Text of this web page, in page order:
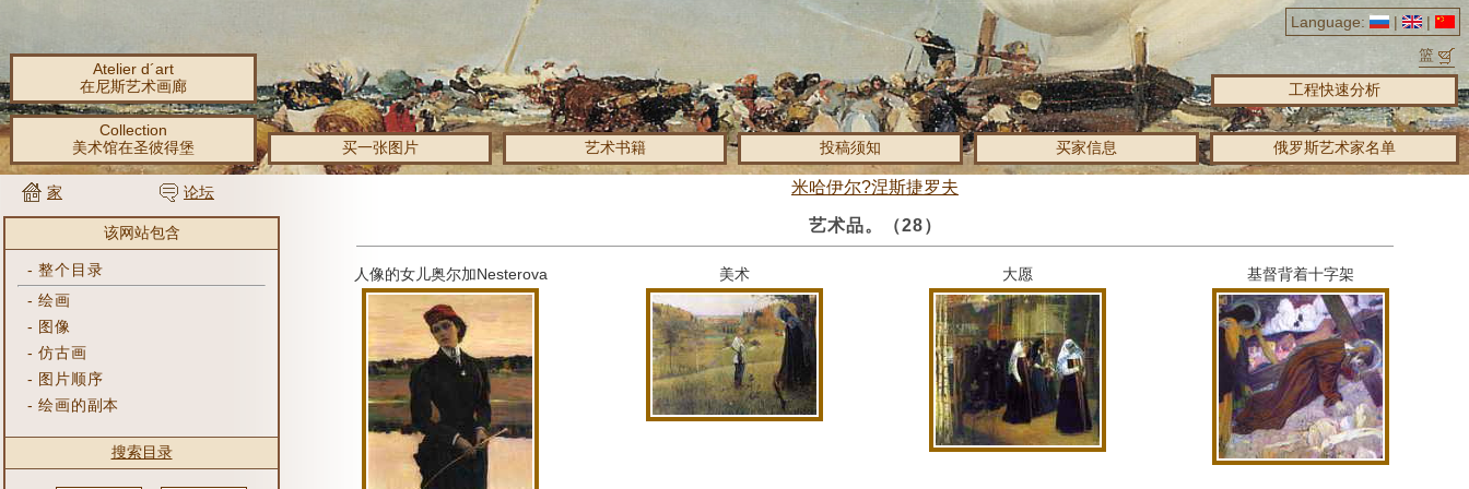
Language: |
|
篮
Atelier d´art
在尼斯艺术画廊
工程快速分析
Collection
美术馆在圣彼得堡
买一张图片 艺术书籍 投稿须知 买家信息 俄罗斯艺术家名单
家 论坛
该网站包含
-整个目录
-绘画
- 图像
-仿古画
- 图片顺序
-绘画的副本
搜索目录
米哈伊尔?涅斯捷罗夫
艺术品。 （28）
人像的女儿奥尔加Nesterova 美术 大愿 基督背着十字架